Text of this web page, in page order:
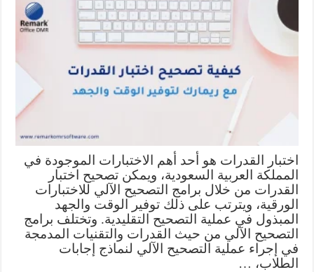
اختبار القدرات هو أحد أهم الاختبارات الموجودة في
المملكة العربية السعودية، ويمكن تصحيح اختبار
القدرات من خلال برامج التصحيح الآلي للاختبارات
الورقية، ويترتب على ذلك توفير الوقت والجهد
المبذول في عملية التصحيح التقليدية. وتختلف برامج
التصحيح الآلي من حيث القدرات والتقنيات المدمجة
في إجراء عملية التصحيح الآلي لنماذج إجابات
الطلاب، …